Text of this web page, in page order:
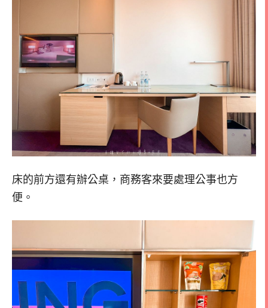
床的前方還有辦公桌，商務客來要處理公事也方
便。